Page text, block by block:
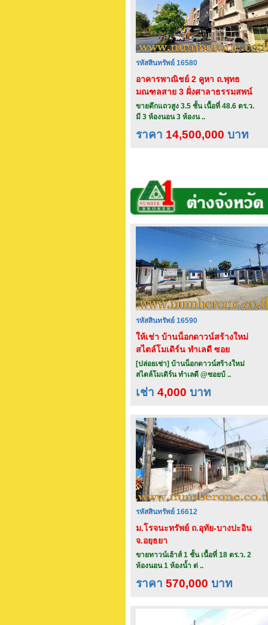
รหัสสินทรัพย์ 16580
อาคารพาณิชย์ 2 คูหา ถ.พุทธ
มณฑลสาย 3 ฝั่งศาลาธรรมสพน์
ข.ทวีวัฒนา กทม.
ขายตึกแถวสูง 3.5 ชั้น เนื้อที่ 48.6 ตร.ว.
มี 3 ห้องนอน 3 ห้องน ..
ราคา 14,500,000 บาท
รหัสสินทรัพย์ 16590
ให้เช่า บ้านน็อกดาวน์สร้างใหม่
สไตล์โมเดิร์น ทำเลดี ซอย
บ้านหม้อ 3/1 จ.เพชรบุรี
[ปล่อยเช่า] บ้านน็อกดาวน์สร้างใหม่
สไตล์โมเดิร์น ทำเลดี @ซอยบ้ ..
เช่า 4,000 บาท
รหัสสินทรัพย์ 16612
ม.โรจนะทรัพย์ ถ.อุทัย-บางปะอิน
จ.อยุธยา
ขายทาวน์เฮ้าส์ 1 ชั้น เนื้อที่ 18 ตร.ว. 2
ห้องนอน 1 ห้องน้ำ ต่ ..
ราคา 570,000 บาท